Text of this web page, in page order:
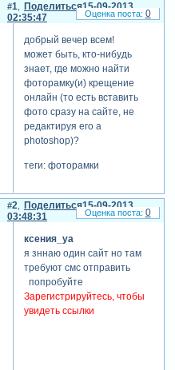
Поделиться
1
15-09-2013
02:35:47
добрый вечер всем!
может быть, кто-нибудь
знает, где можно найти
фоторамку(и) крещение
онлайн (то есть вставить
фото сразу на сайте, не
редактируя его a
photoshop)?
теги: фоторамки
0
Поделиться
2
15-09-2013
03:48:31
ксения_ya
я зннаю один сайт но там
требуют смс отправить
попробуйте
Зарегистрируйтесь, чтобы
увидеть ссылки
0